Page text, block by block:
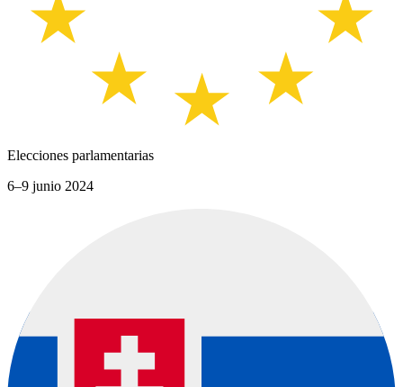
Elecciones parlamentarias
6–9 junio 2024